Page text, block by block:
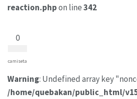
reaction.phpon line342
0
camiseta
Warning: Undefined array key
/home/quebakan/public_html/